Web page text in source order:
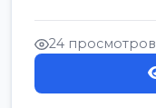
24 просмотров